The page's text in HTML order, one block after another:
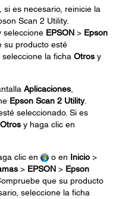
si es necesario, reinicie la
Scan 2 Utility.
seleccione EPSON > Epson
su producto esté
la ficha Otros y
Aplicaciones
Epson Scan 2 Utility.
seleccionado. Si es
Otros y haga clic en
clic en o en Inicio >
> EPSON > Epson
que su producto
seleccione la ficha